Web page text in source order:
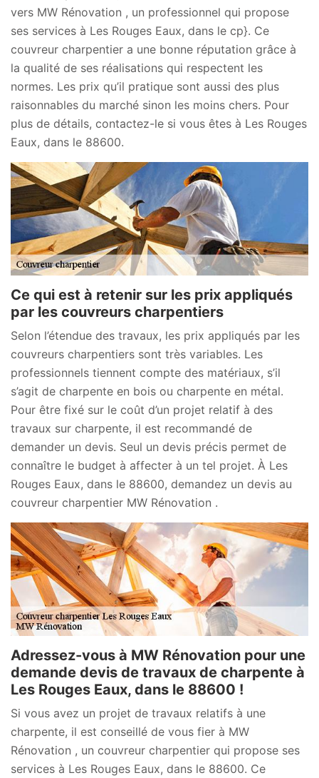
vers MW Rénovation , un professionnel qui propose
ses services à Les Rouges Eaux, dans le cp}. Ce
couvreur charpentier a une bonne réputation grâce à
la qualité de ses réalisations qui respectent les
normes. Les prix qu’il pratique sont aussi des plus
raisonnables du marché sinon les moins chers. Pour
plus de détails, contactez-le si vous êtes à Les Rouges
Eaux, dans le 88600.
Ce qui est à retenir sur les prix appliqués
par les couvreurs charpentiers
Selon l’étendue des travaux, les prix appliqués par les
couvreurs charpentiers sont très variables. Les
professionnels tiennent compte des matériaux, s’il
s’agit de charpente en bois ou charpente en métal.
Pour être fixé sur le coût d’un projet relatif à des
travaux sur charpente, il est recommandé de
demander un devis. Seul un devis précis permet de
connaître le budget à affecter à un tel projet. À Les
Rouges Eaux, dans le 88600, demandez un devis au
couvreur charpentier MW Rénovation .
Adressez-vous à MW Rénovation pour une
demande devis de travaux de charpente à
Les Rouges Eaux, dans le 88600 !
Si vous avez un projet de travaux relatifs à une
charpente, il est conseillé de vous fier à MW
Rénovation , un couvreur charpentier qui propose ses
services à Les Rouges Eaux, dans le 88600. Ce